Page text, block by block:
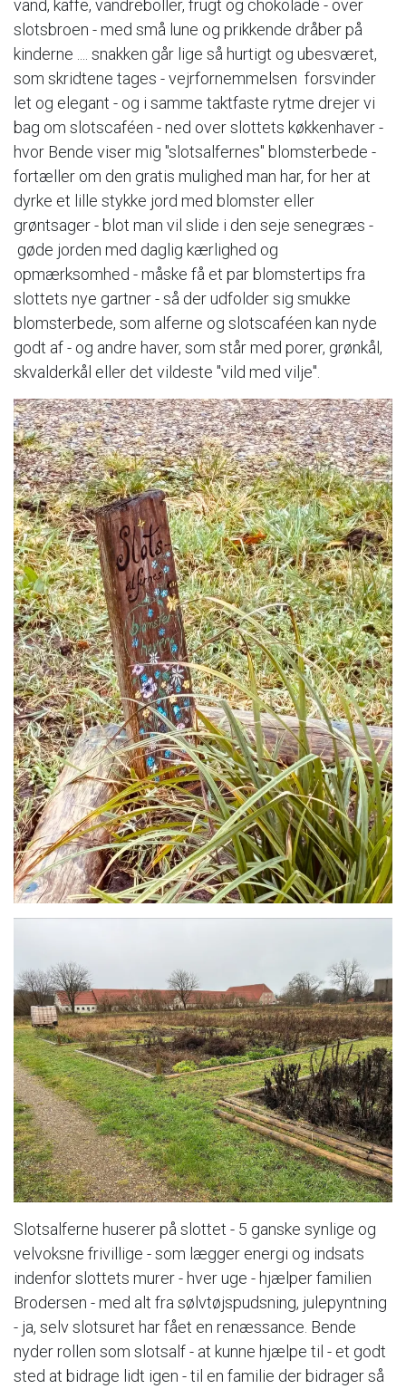
vand, kaffe, vandreboller, frugt og chokolade - over
slotsbroen - med små lune og prikkende dråber på
kinderne .... snakken går lige så hurtigt og ubesværet,
som skridtene tages - vejrfornemmelsen forsvinder
let og elegant - og i samme taktfaste rytme drejer vi
bag om slotscaféen - ned over slottets køkkenhaver -
hvor Bende viser mig "slotsalfernes" blomsterbede -
fortæller om den gratis mulighed man har, for her at
dyrke et lille stykke jord med blomster eller
grøntsager - blot man vil slide i den seje senegræs -
gøde jorden med daglig kærlighed og
opmærksomhed - måske få et par blomstertips fra
slottets nye gartner - så der udfolder sig smukke
blomsterbede, som alferne og slotscaféen kan nyde
godt af - og andre haver, som står med porer, grønkål,
skvalderkål eller det vildeste "vild med vilje".
Slotsalferne huserer på slottet - 5 ganske synlige og
velvoksne frivillige - som lægger energi og indsats
indenfor slottets murer - hver uge - hjælper familien
Brodersen - med alt fra sølvtøjspudsning, julepyntning
- ja, selv slotsuret har fået en renæssance. Bende
nyder rollen som slotsalf - at kunne hjælpe til - et godt
sted at bidrage lidt igen - til en familie der bidrager så